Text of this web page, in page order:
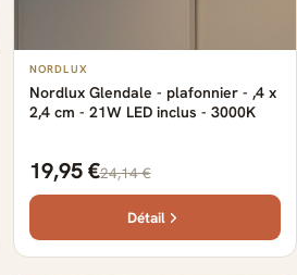
NORDLUX
Nordlux Glendale - plafonnier - ,4 x
2,4 cm - 21W LED inclus - 3000K
19,95 €24,14 €
Détail